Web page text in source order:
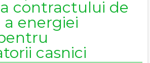
contractului de
energiei
casnici